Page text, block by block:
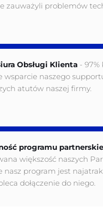
zauważyli problemów
Obsługi Klienta -
wsparcie naszego
atutów naszej firmy.
programu
większość naszych
nasz program jest
dołączenie do niego.